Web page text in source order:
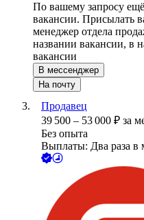
По вашему запросу
вакансии. Присылать
менеджер отдела
названии вакансии, в
вакансии
В мессенджер
На почту
Продавец
39 500 – 53 000 ₽ за
Без опыта
Выплаты: Два раза в